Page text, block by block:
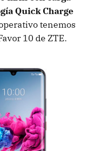
Quick Charge
tenemos
10 de ZTE.